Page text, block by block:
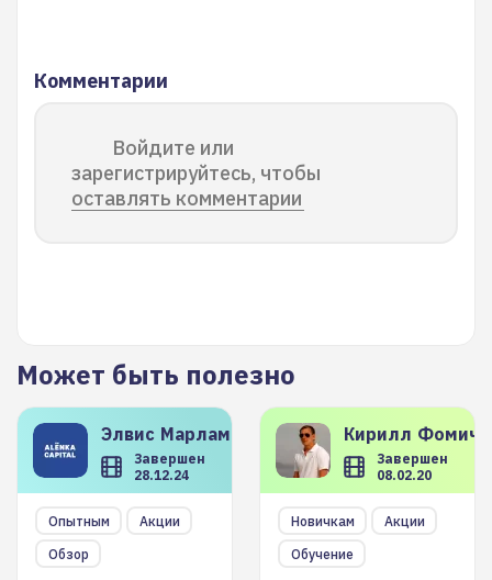
Комментарии
Войдите или
зарегистрируйтесь, чтобы
оставлять комментарии
Может быть полезно
Элвис Марламов
Завершен
28.12.24
Опытным
Акции
Обзор
Кирилл
Завершен
08.02.20
Новичкам
Акции
Обучение